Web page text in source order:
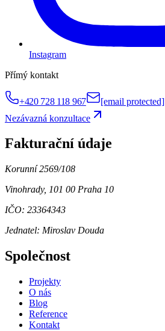
Instagram
Přímý kontakt
+420 728 118 967
[email protected]
Nezávazná konzultace
Fakturační údaje
Korunní 2569/108
Vinohrady, 101 00 Praha 10
IČO: 23364343
Jednatel: Miroslav Douda
Společnost
Projekty
O nás
Blog
Reference
Kontakt